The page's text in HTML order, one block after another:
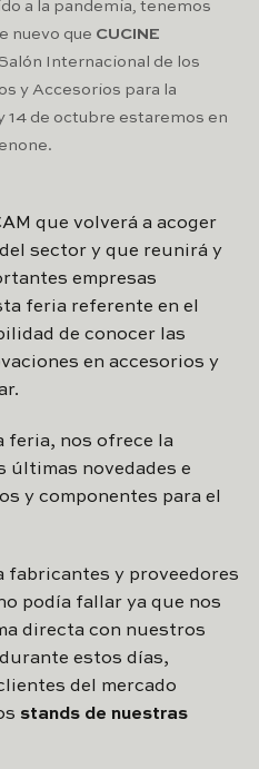
a la pandemia, tenemos
nuevo que CUCINE
Internacional de los
y Accesorios para la
14 de octubre estaremos en
que volverá a acoger
sector y que reunirá y
empresas
feria referente en el
de conocer las
en accesorios y
feria, nos ofrece la
últimas novedades e
y componentes para el
fabricantes y proveedores
podía fallar ya que nos
directa con nuestros
estos días,
del mercado
stands de nuestras